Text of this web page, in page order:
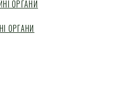
ОРГАНИ
ОРГАНИ